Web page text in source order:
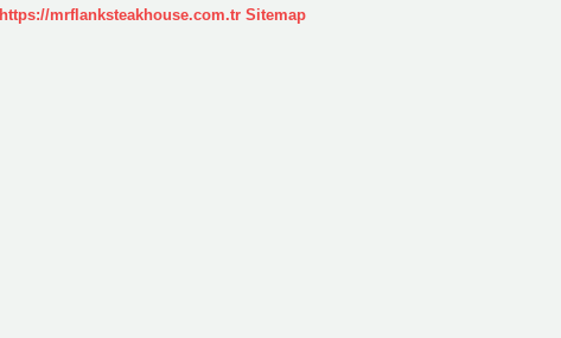
https://mrflanksteakhouse.com.tr Sitemap